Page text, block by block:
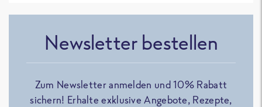
Newsletter bestellen
Zum Newsletter anmelden und 10% Rabatt
sichern! Erhalte exklusive Angebote, Rezepte,